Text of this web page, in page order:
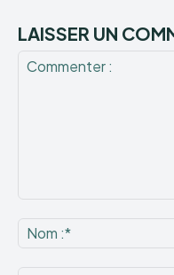
LAISSER UN